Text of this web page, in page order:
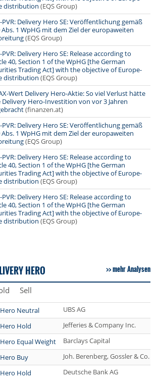
distribution (EQS Group)
PVR: Delivery Hero SE: Veröffentlichung gemäß
Abs. 1 WpHG mit dem Ziel der europaweiten
(EQS Group)
PVR: Delivery Hero SE: Release according to
40, Section 1 of the WpHG [the German
Trading Act] with the objective of Europe-
distribution (EQS Group)
Wert Delivery Hero-Aktie: So viel Verlust hätte
Delivery Hero-Investition von vor 3 Jahren
(finanzen.at)
PVR: Delivery Hero SE: Veröffentlichung gemäß
Abs. 1 WpHG mit dem Ziel der europaweiten
(EQS Group)
PVR: Delivery Hero SE: Release according to
40, Section 1 of the WpHG [the German
Trading Act] with the objective of Europe-
distribution (EQS Group)
PVR: Delivery Hero SE: Release according to
40, Section 1 of the WpHG [the German
Trading Act] with the objective of Europe-
distribution (EQS Group)
HERO mehr Analysen
Sell
Neutral
UBS AG
Hold
Jefferies & Company Inc.
Equal Weight
Barclays Capital
Buy
Joh. Berenberg, Gossler & Co.
Hold Deutsche Bank AG